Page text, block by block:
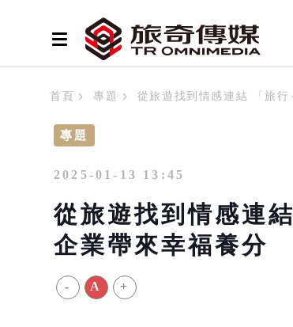
首頁 專題 從旅遊找到情感連結 「旅
專題
2025-01-13 13:45
從旅遊找到情感連
企業帶來幸福養分
- A +